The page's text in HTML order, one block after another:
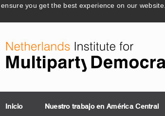
you get the best experience on our website.
Inicio Nuestro trabajo en América Central